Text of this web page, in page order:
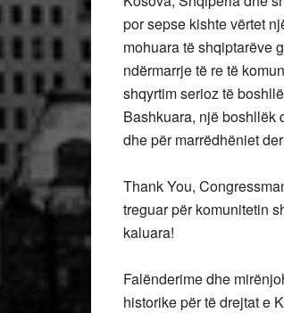
por sepse kishte vërtet
mohuara të shqiptarëve
ndërmarrje të re të
shqyrtim serioz të
Bashkuara, një boshllëk
dhe për marrëdhëniet
Thank You,
treguar për komunitetin
kaluara!
Falënderime dhe
historike për të drejtat e